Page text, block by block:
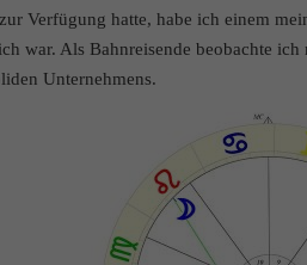
Verfügung hatte, habe ich einem
war. Als Bahnreisende beobachte ich
Unternehmens.